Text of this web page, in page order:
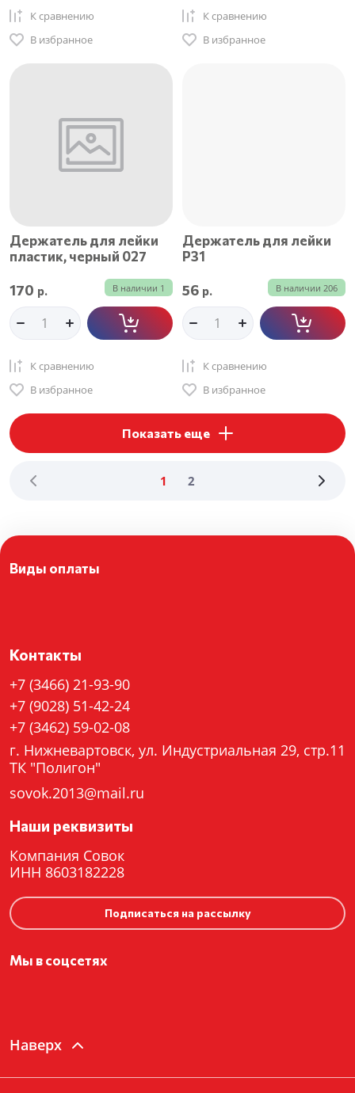
К сравнению
В избранное
К сравнению
В избранное
Держатель для лейки
пластик, черный 027
В наличии 1
170 р.
К сравнению
В избранное
Держатель для лейки
Р31
В наличии 206
56 р.
К сравнению
В избранное
Показать еще
1 2
Контакты
+7 (3466) 21-93-90
+7 (9028) 51-42-24
+7 (3462) 59-02-08
г. Нижневартовск, ул. Индустриальная 29, стр.11
ТК "Полигон"
sovok.2013@mail.ru
Наши реквизиты
Компания Совок
ИНН 8603182228
Подписаться на рассылку
Мы в соцсетях
Виды оплаты
Наверх